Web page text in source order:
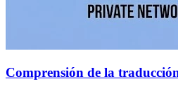
Comprensión de la